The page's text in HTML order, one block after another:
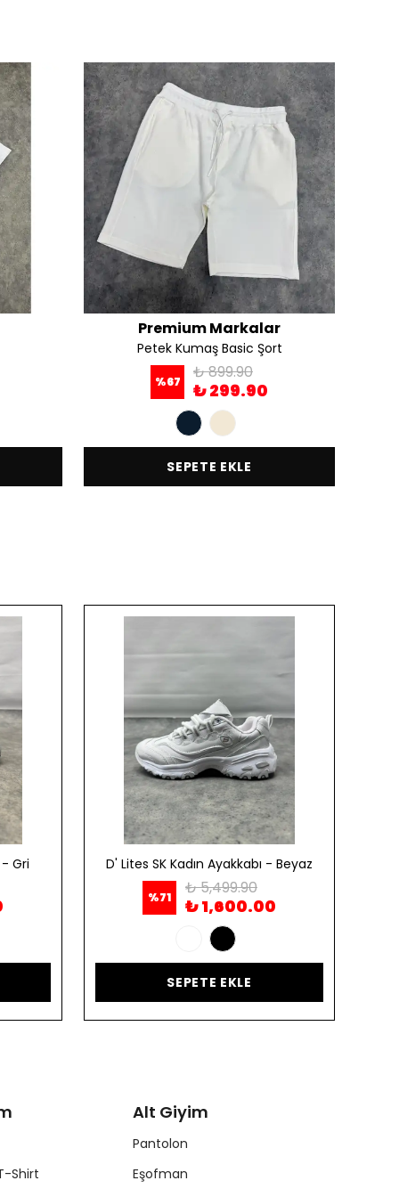
Premium Markalar
Petek Kumaş Basic Şort
%67 ₺ 899.90
₺ 299.90
SEPETE EKLE
- Gri D' Lites SK Kadın Ayakkabı - Beyaz
%71 ₺ 5,499.90
₺ 1,600.00
SEPETE EKLE
Shirt
Alt Giyim
Pantolon
Eşofman